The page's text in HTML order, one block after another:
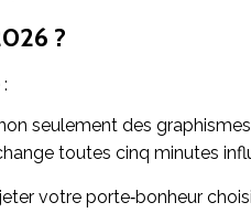
?
seulement des
toutes cinq minutes
votre porte‑bonheur